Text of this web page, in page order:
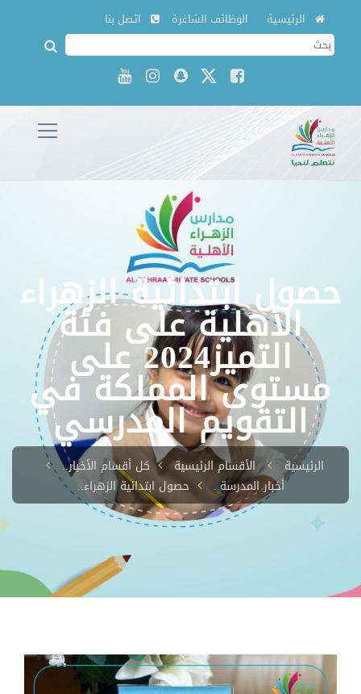
الرئيسية الوظائف الشاغرة اتصل بنا
حصول ابتدائية الزهراء
الأهلية على فئة
التميز2024 على
مستوى المملكة في
التقويم المدرسي
الرئيسية الأقسام الرئيسية
كل أقسام الأخبار..
أخبار المدرسة..
حصول ابتدائية الزهراء..